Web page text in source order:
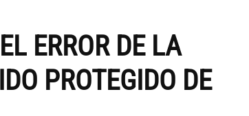
ERROR DE LA
PROTEGIDO DE